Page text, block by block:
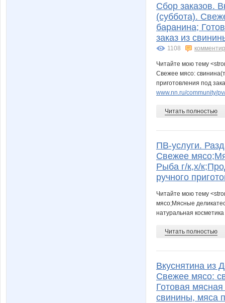
Сбор заказов.
(суббота).
баранина;
заказ из
1108
Читайте мою тему
Свежее мясо:
приготовления под
www.nn.ru/community/
Читать полностью
ПВ-услуги.
Свежее
Рыба г/к,х/
ручного
Читайте мою тему
мясо;Мясные
натуральная
Читать полностью
Вкуснятина из
Свежее мясо:
Готовая
свинины, мяса